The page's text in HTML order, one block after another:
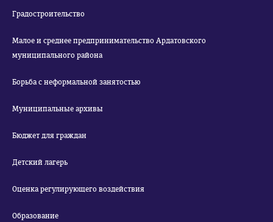
Градостроительство
Малое и среднее предпринимательство Ардатовского
муниципального района
Борьба с неформальной занятостью
Муниципальные архивы
Бюджет для граждан
Детский лагерь
Оценка регулирующего воздействия
Образование